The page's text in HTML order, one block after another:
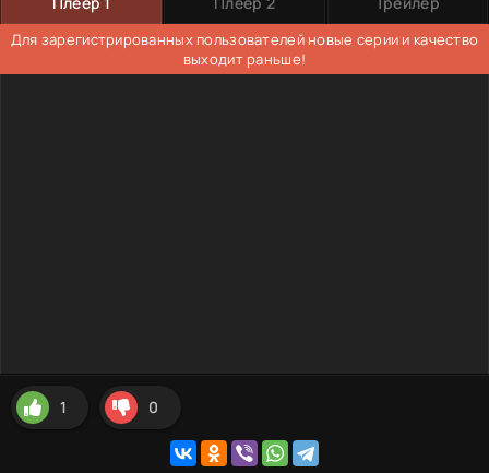
Для зарегистрированных пользователей новые серии и качество
выходит раньше!
1 0